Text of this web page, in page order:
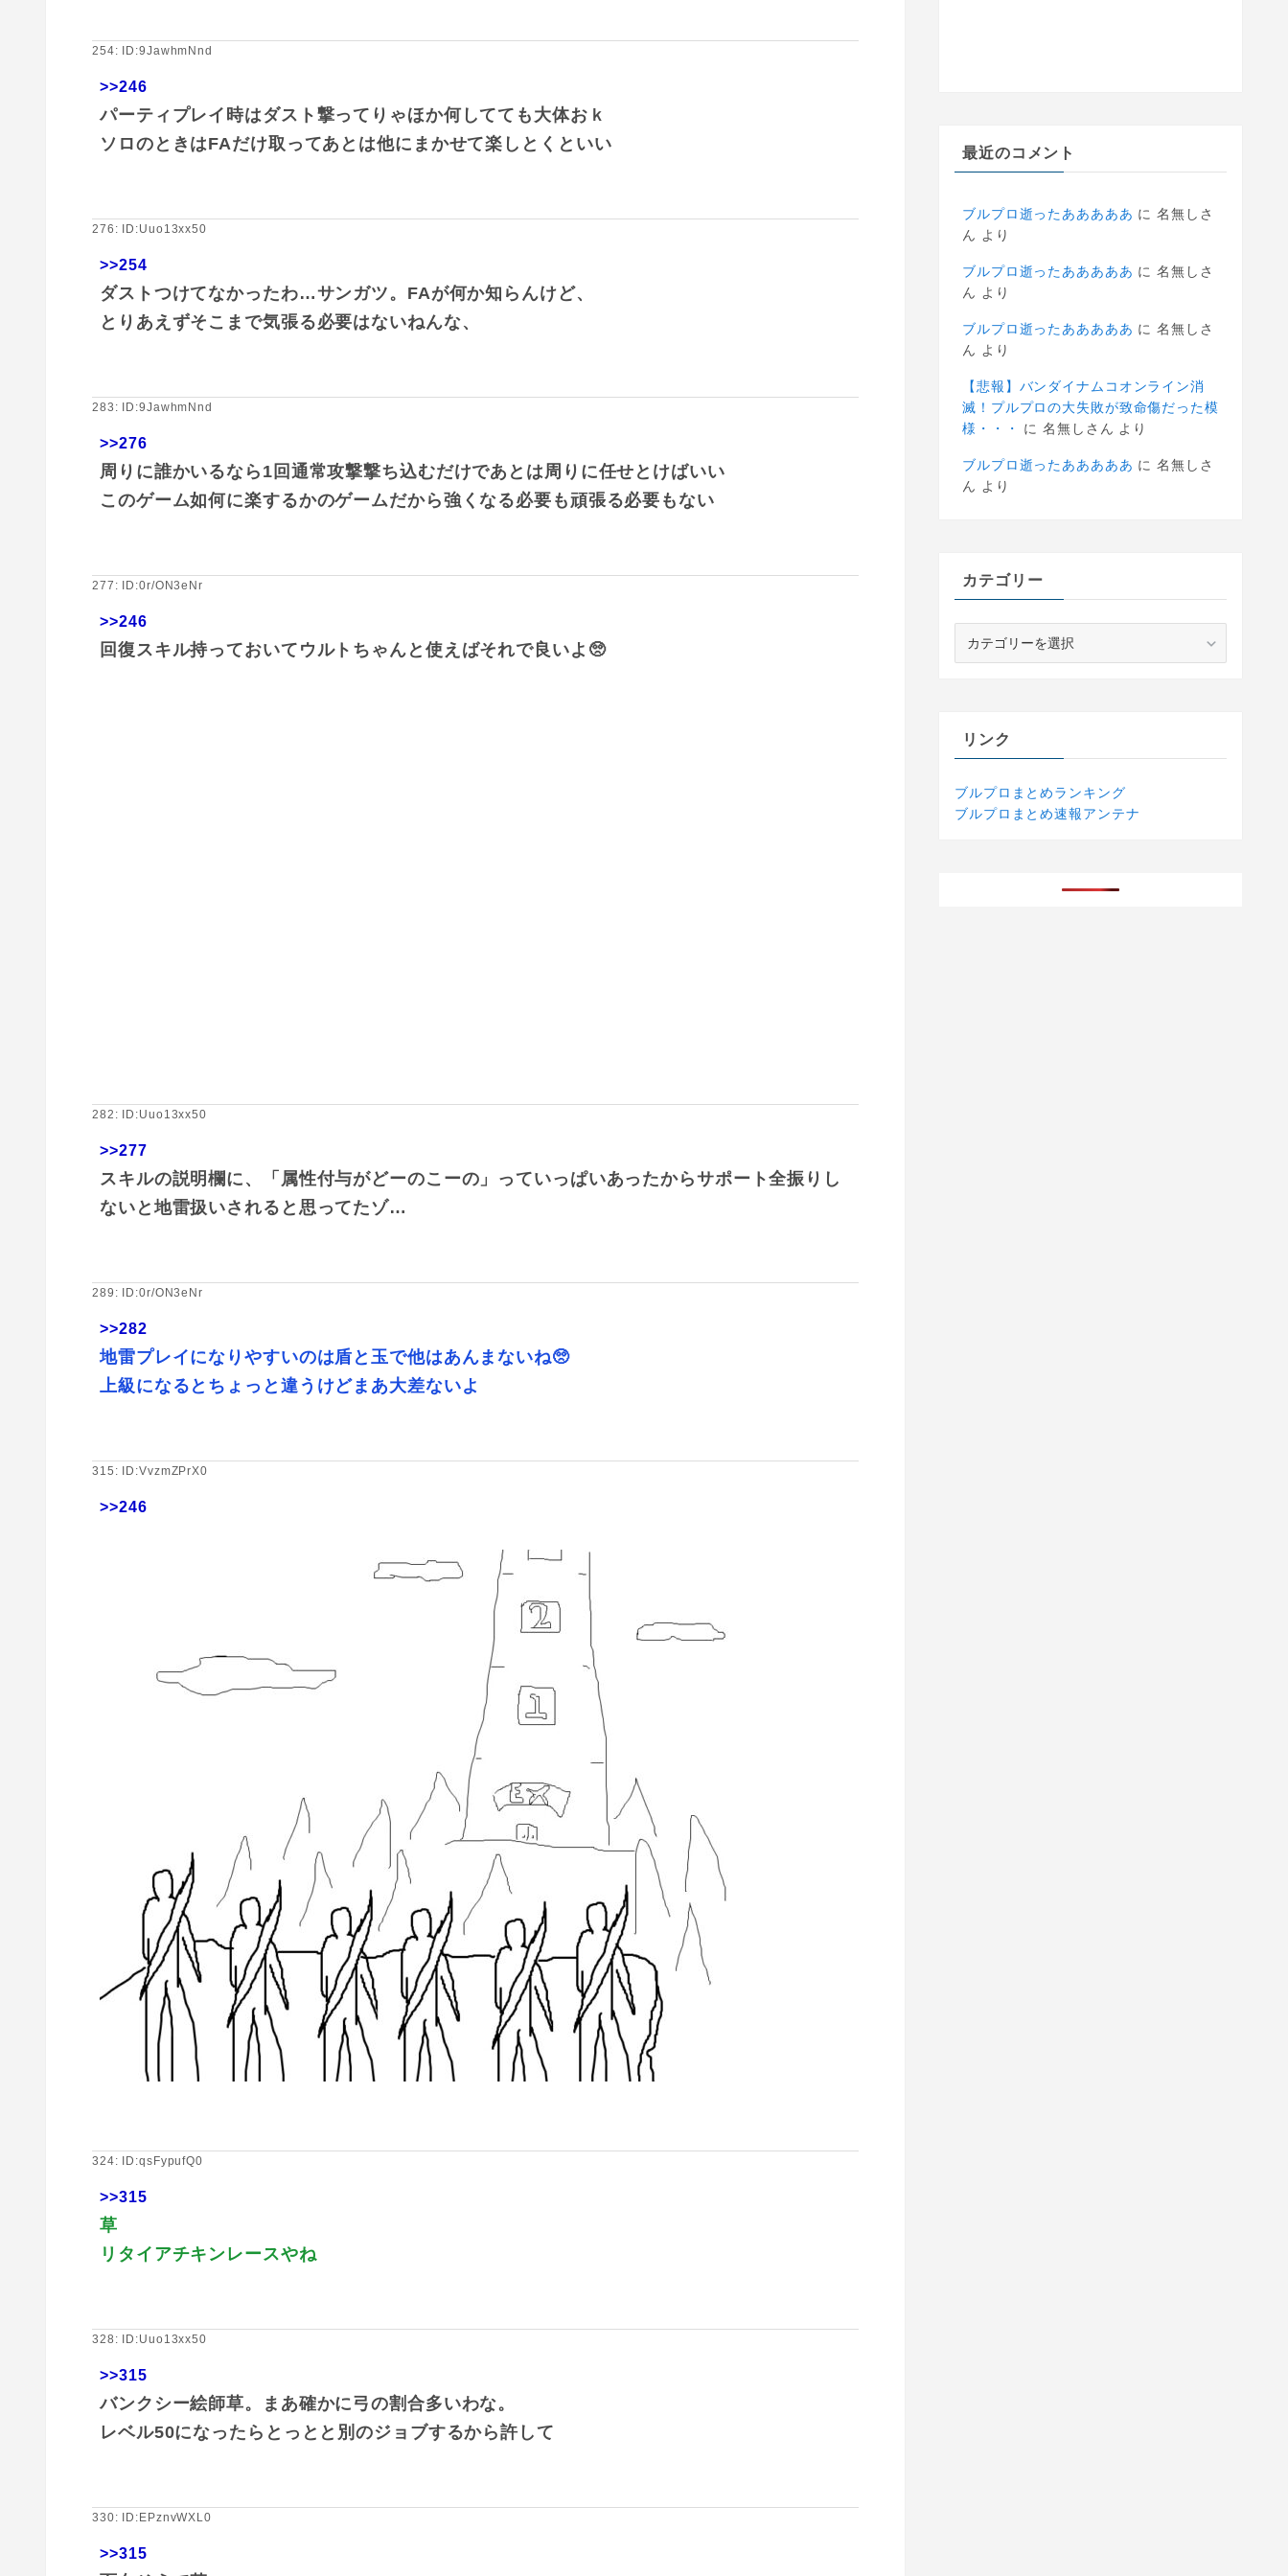
254: ID:9JawhmNnd
>>246
パーティプレイ時はダスト撃ってりゃほか何してても大体おｋ
ソロのときはFAだけ取ってあとは他にまかせて楽しとくといい
276: ID:Uuo13xx50
>>254
ダストつけてなかったわ…サンガツ。FAが何か知らんけど、
とりあえずそこまで気張る必要はないねんな、
283: ID:9JawhmNnd
>>276
周りに誰かいるなら1回通常攻撃撃ち込むだけであとは周りに任せとけばいい
このゲーム如何に楽するかのゲームだから強くなる必要も頑張る必要もない
277: ID:0r/ON3eNr
>>246
回復スキル持っておいてウルトちゃんと使えばそれで良いよ🥺
282: ID:Uuo13xx50
>>277
スキルの説明欄に、「属性付与がどーのこーの」っていっぱいあったからサポート全振りし
ないと地雷扱いされると思ってたゾ…
289: ID:0r/ON3eNr
>>282
地雷プレイになりやすいのは盾と玉で他はあんまないね🥺
上級になるとちょっと違うけどまあ大差ないよ
315: ID:VvzmZPrX0
>>246
324: ID:qsFypufQ0
>>315
草
リタイアチキンレースやね
328: ID:Uuo13xx50
>>315
バンクシー絵師草。まあ確かに弓の割合多いわな。
レベル50になったらとっとと別のジョブするから許して
330: ID:EPznvWXL0
>>315
最近のコメント
ブルプロ逝ったあああああ に名無しさ
ん より
ブルプロ逝ったあああああ に名無しさ
ん より
ブルプロ逝ったあああああ に名無しさ
ん より
【悲報】バンダイナムコオンライン消
滅！プルプロの大失敗が致命傷だった模
様・・・
に名無しさん より
ブルプロ逝ったあああああ に名無しさ
ん より
カテゴリー
リンク
ブルプロまとめランキング
ブルプロまとめ速報アンテナ